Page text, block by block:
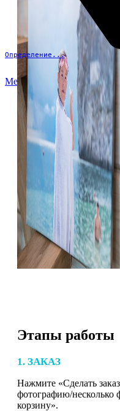
Определение...
Меню
Этапы работы
1. ЗАКАЗ
Нажмите «Сделать
фотографию/несколько
корзину».